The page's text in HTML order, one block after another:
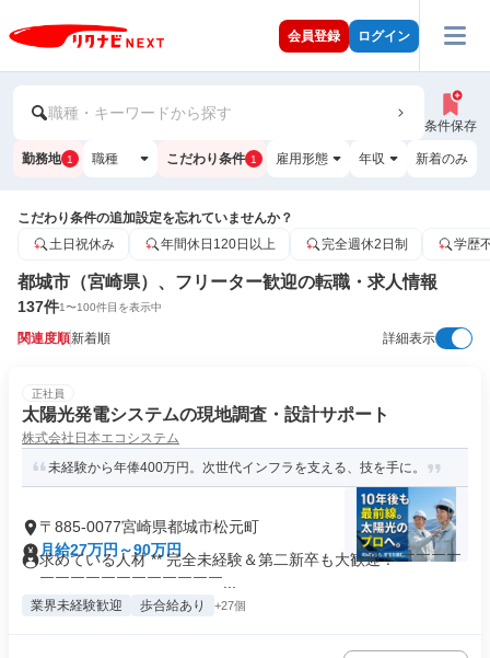
会員登録 ログイン
職種・キーワードから探す
条件保存
勤務地 1 職種 こだわり条件 1 雇用形態 年収 新着のみ
こだわり条件の追加設定を忘れていませんか？
土日祝休み
年間休日120日以上 完全週休2日制 学歴
都城市（宮崎県）、フリーター歓迎の転職・求人情報
137件1〜100件目を表示中
関連度順新着順 詳細表示
正社員
太陽光発電システムの現地調査・設計サポート
株式会社日本エコシステム
未経験から年俸400万円。次世代インフラを支える、技を手に。
〒885-0077宮崎県都城市松元町
月給27万円～90万円
求めている人材 ** 完全未経験＆第二新卒も大歓迎！ ￣￣￣￣
￣￣￣￣￣￣￣￣￣￣￣￣...
業界未経験歓迎 歩合給あり +27個